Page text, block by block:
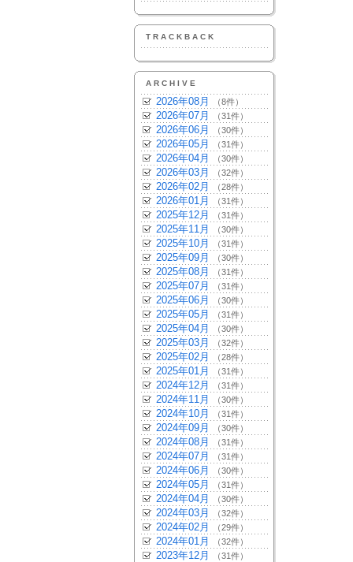
TRACKBACK
ARCHIVE
2026年08月 （8件）
2026年07月 （31件）
2026年06月 （30件）
2026年05月 （31件）
2026年04月 （30件）
2026年03月 （32件）
2026年02月 （28件）
2026年01月 （31件）
2025年12月 （31件）
2025年11月 （30件）
2025年10月 （31件）
2025年09月 （30件）
2025年08月 （31件）
2025年07月 （31件）
2025年06月 （30件）
2025年05月 （31件）
2025年04月 （30件）
2025年03月 （32件）
2025年02月 （28件）
2025年01月 （31件）
2024年12月 （31件）
2024年11月 （30件）
2024年10月 （31件）
2024年09月 （30件）
2024年08月 （31件）
2024年07月 （31件）
2024年06月 （30件）
2024年05月 （31件）
2024年04月 （30件）
2024年03月 （32件）
2024年02月 （29件）
2024年01月 （32件）
2023年12月 （31件）